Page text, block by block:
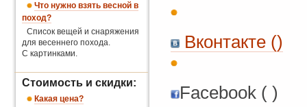
Вконтакте ()
Facebook ( )
Что нужно взять весной в
поход?
Список вещей и снаряжения
для весеннего похода.
С картинками.
Стоимость и скидки:
Какая цена?